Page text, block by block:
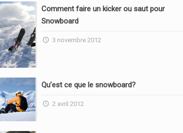
Comment faire un kicker ou saut pour
Snowboard
3 novembre 2012
Qu’est ce que le snowboard?
2 avril 2012